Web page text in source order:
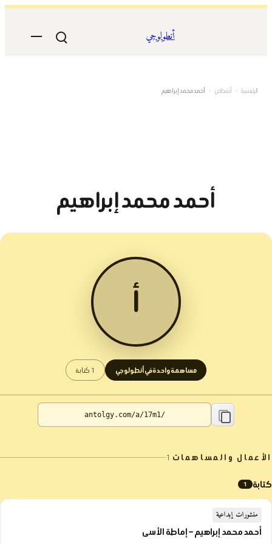
المحتوى
أنطولوجي
الرئيسية › أشخاص › أحمد محمد إبراهيم
أحمد محمد إبراهيم
أ
مساهمة واحدة في أنطولوجي 1 كتابة
الأعمال والمساهمات 1
كتابة 1
منشورات إبداعية
أحمد محمد إبراهيم – إماطة الأسى